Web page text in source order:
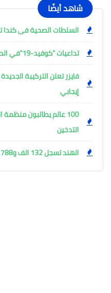
شاهد أيضًا
السلطات الصحية فى
تداعيات "كوفيد-19"في الصحافة العالمية
فايزر تعلن التركيبة
إيجابي
100 عالم يطالبون
التدخين
الهند تسجل 132 الف و788 إصابة جديدة